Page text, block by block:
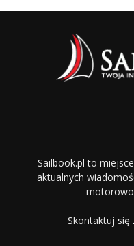
Sailbook.pl to
aktualnych
Skontaktuj się